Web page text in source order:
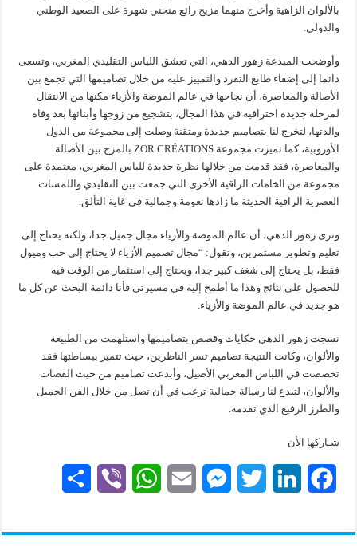
بالألوان الزاهية وأخرج منهما مزيج رائع منحني شهرة على الصعيد الوطني
والدولي.
وأوضحت المبدعة زهور الدهي، التي تعشق اللباس التقليدي المغربي، وتسعى
دائما إلى إضفاء طابع التفرد والتمييز عليه من خلال تصاميمها التي تجمع بين
الأصالة والمعاصرة، أن نجاحها في عالم الموضة والأزياء مكنها من الانتقال
لمرحلة جديدة احترافية في هذا المجال، بتشجيع من زوجها وأبنائها بعد وفاة
والدتها، لتخرج لنا بتصاميم جديدة ومتقنة وصلت إلى مجموعة من الدول
الأوروبية، كما تميزت مجموعة ZOR CRÉATIONS بالمزج بين الأصالة
والمعاصرة، فقد قدمت من خلالها نظرة جديدة للباس المغربي، معتمدة على
مجموعة من الخامات الراقية الأخرى التي جمعت بين التقليدي واللمسات
العصرية الراقية الحديثة ما زادها نعومة وجمالية في غاية التألق.
وترى زهور الدهي، أن عالم الموضة والأزياء مجال جميل جدا، ولكنه يحتاج إلى
تعليم وتطوير مستمرين، وتقول: “مجال تصميم الأزياء لا يحتاج إلى حب وميول
فقط، بل يحتاج إلى شغف كبير جدا، ويحتاج إلى استثمار من الوقت فيه
للحصول على نتائج وهذا ما أطمح إليه في مسيرتي فأنا دائمة البحث عن كل ما
هو جديد في عالم الموضة والأزياء.
نسجت زهور الدهي حكايات وقصص بتصاميمها واستلهمت من الطبيعة
والألوان، وكانت النتيجة تصاميم تسر الناظرين، حيث تتميز ببساطتها فقد
تخصصت في اللباس المغربي الأصيل، وأبدعت تصاميم من حيث القصات
والألوان، لتبدع لنا رسالة جمالية ترغب في أن تصل من خلال الفن الجميل
والطرز الرفيع الذي تقدمه.
شـاركها الأن
c
n
i
M
s
a
W
a
b
a